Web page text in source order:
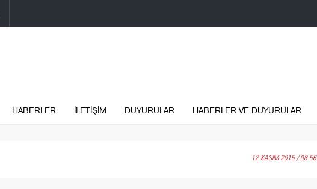
HABERLER İLETİŞİM DUYURULAR HABERLER VE DUYURULAR
12 KASIM 2015 / 08:56